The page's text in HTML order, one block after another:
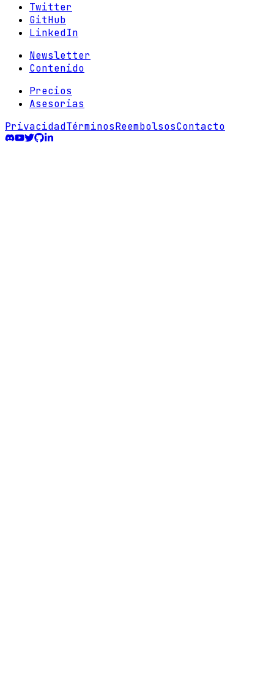
Twitter
GitHub
LinkedIn
Newsletter
Contenido
Precios
Asesorias
PrivacidadTérminosReembolsosContacto